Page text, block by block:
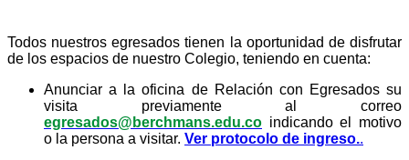
Todos nuestros egresados tienen la oportunidad de disfrutar
de los espacios de nuestro Colegio, teniendo en cuenta:
Anunciar a la oficina de Relación con Egresados su
visita previamente al correo
egresados@berchmans.edu.co indicando el motivo
o la persona a visitar. Ver protocolo de ingreso..